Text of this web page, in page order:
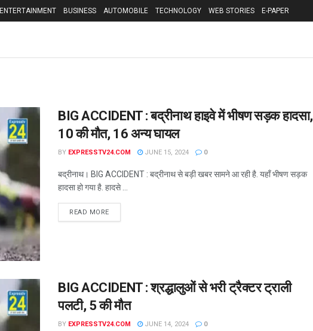
ENTERTAINMENT BUSINESS AUTOMOBILE TECHNOLOGY WEB STORIES E-PAPER
BIG ACCIDENT : बद्रीनाथ हाइवे में भीषण सड़क हादसा,
10 की मौत, 16 अन्य घायल
BY EXPRESSTV24.COM JUNE 15, 2024 0
बद्रीनाथ। BIG ACCIDENT : बद्रीनाथ से बड़ी खबर सामने आ रही है. यहाँ भीषण सड़क
हादसा हो गया है. हादसे ...
READ MORE
BIG ACCIDENT : श्रद्धालुओं से भरी ट्रैक्टर ट्राली
पलटी, 5 की मौत
BY EXPRESSTV24.COM JUNE 14, 2024 0